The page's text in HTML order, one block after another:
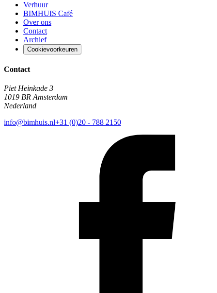
Verhuur
BIMHUIS Café
Over ons
Contact
Archief
Cookievoorkeuren
Contact
Piet Heinkade 3
1019 BR Amsterdam
Nederland
info@bimhuis.nl+31 (0)20 - 788 2150